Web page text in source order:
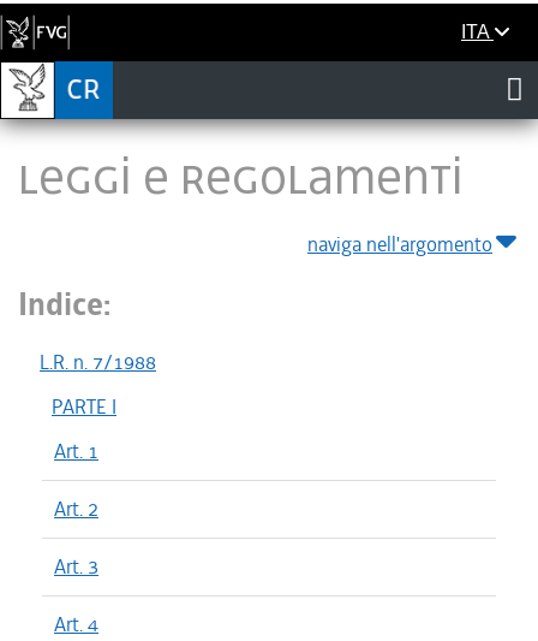
ITA
LEGGI E REGOLAMENTI
naviga nell'argomento
Indice:
L.R. n. 7/1988
PARTE I
Art. 1
Art. 2
Art. 3
Art. 4